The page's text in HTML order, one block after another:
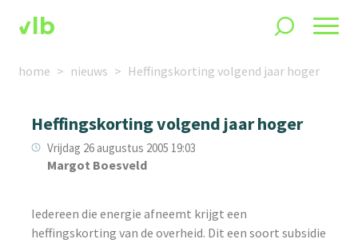
home nieuws Heffingskorting volgend jaar hoger
Heffingskorting volgend jaar hoger
Vrijdag 26 augustus 2005 19:03
Margot Boesveld
Iedereen die energie afneemt krijgt een
heffingskorting van de overheid. Dit een soort subsidie